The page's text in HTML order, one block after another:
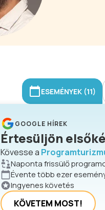
ESEMÉNYEK (11)
GOOGLE HÍREK
Értesüljön
Kövesse a
Naponta frissülő
Évente több ezer
Ingyenes követés
KÖVETEM MOST!